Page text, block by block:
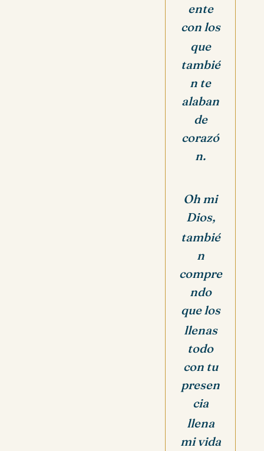
ente
con los
que
tambié
n te
alaban
de
corazó
n.
Oh mi
Dios,
tambié
n
compre
ndo
que los
llenas
todo
con tu
presen
cia
llena
mi vida